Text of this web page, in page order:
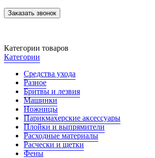
Категории товаров
Категории
Средства ухода
Разное
Бритвы и лезвия
Машинки
Ножницы
Парикмахерские аксессуары
Плойки и выпрямители
Расходные материалы
Расчески и щетки
Фены